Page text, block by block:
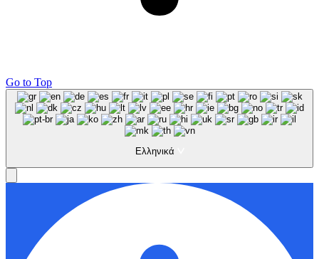
Go to Top
Ελληνικά